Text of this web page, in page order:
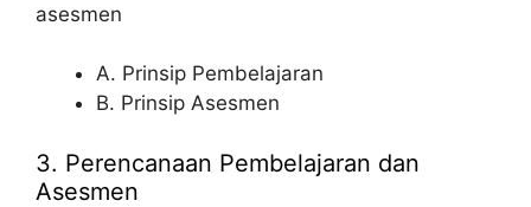
asesmen
A. Prinsip Pembelajaran
B. Prinsip Asesmen
3. Perencanaan Pembelajaran dan
Asesmen